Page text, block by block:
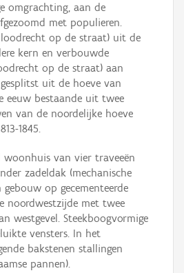
omgrachting, aan de
met populieren.
op de straat) uit de
kern en verbouwde
op de straat) aan
uit de hoeve van
eeuw bestaande uit twee
van de noordelijke hoeve
1845.
woonhuis van vier traveeën
zadeldak (mechanische
gebouw op gecementeerde
noordwestzijde met twee
westgevel. Steekboogvormige
vensters. In het
bakstenen stallingen
pannen).